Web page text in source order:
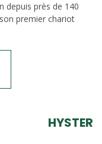
depuis près de 140
premier chariot
HYSTER